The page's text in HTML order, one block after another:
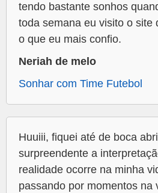
tendo bastante sonhos
toda semana eu visito o site
o que eu mais confio.
Neriah de melo
Sonhar com Time Futebol
Huuiii, fiquei até de boca
surpreendente a
realidade ocorre na minha
passando por momentos na